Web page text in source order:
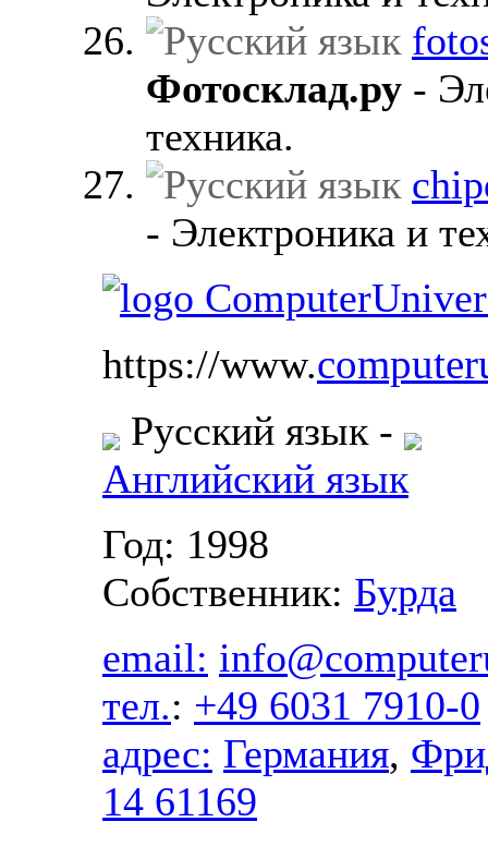
Фотосклад.ру -
техника.
- Электроника и
https://www.
Русский язык -
Английский язык
Год: 1998
Собственник: Бурда
email:
тел.: +49 6031 7910-0
адрес: Германия,
14 61169